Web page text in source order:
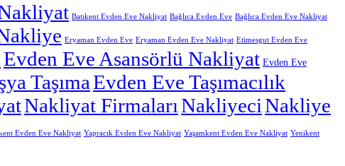
Batıkent Evden Eve Nakliyat Bağlıca Evden Eve Bağlıca Evden Eve Nakliyat
Eryaman Evden Eve Eryaman Evden Eve Nakliyat Etimesgut Evden Eve
Evden Eve Asansörlü Nakliyat Evden Eve
TaşımaEvden Eve Taşımacılık
Nakliyat FirmalarıNakliyeciNakliye
Evden Eve Nakliyat Yapracık Evden Eve Nakliyat Yaşamkent Evden Eve Nakliyat Yenikent